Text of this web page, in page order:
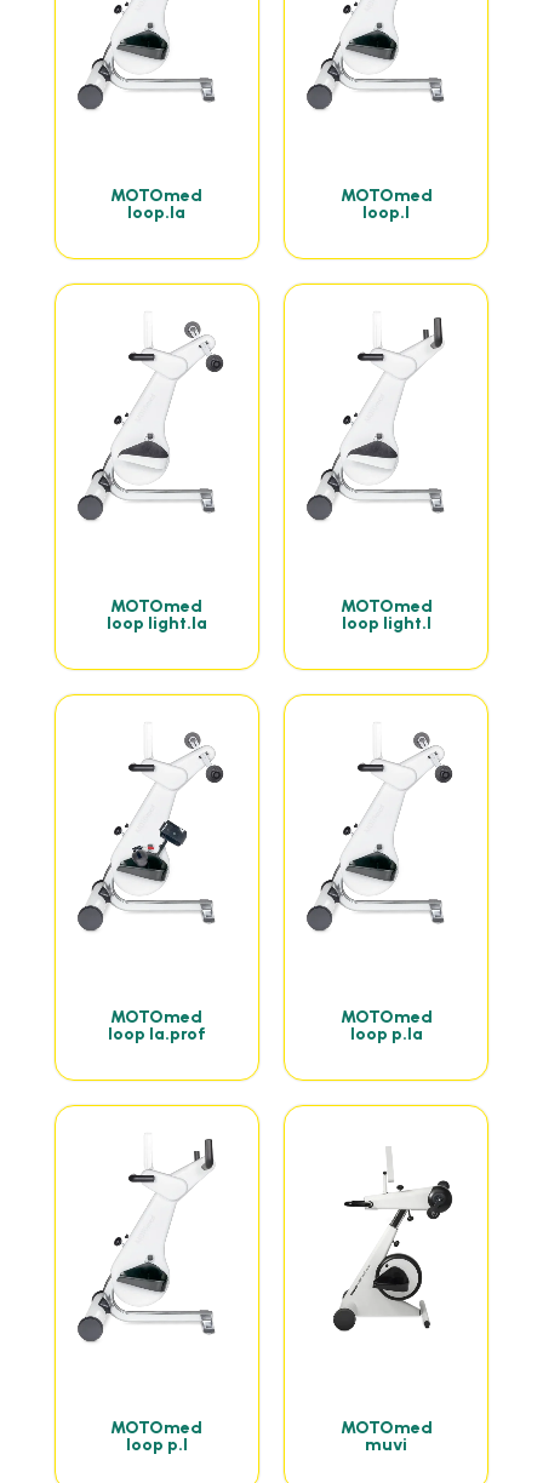
MOTOmed
loop.la
MOTOmed
loop.l
MOTOmed
loop light.la
MOTOmed
loop light.l
MOTOmed
loop la.prof
MOTOmed
loop p.la
MOTOmed
loop p.l
MOTOmed
muvi